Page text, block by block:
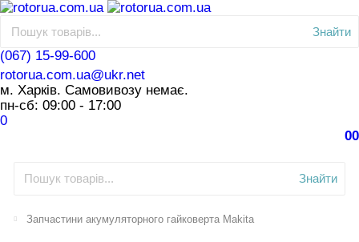
Знайти
(067) 15-99-600
rotorua.com.ua@ukr.net
м. Харків. Самовивозу немає.
пн-сб: 09:00 - 17:00
0
00
Знайти
Запчастини акумуляторного гайковерта Makita